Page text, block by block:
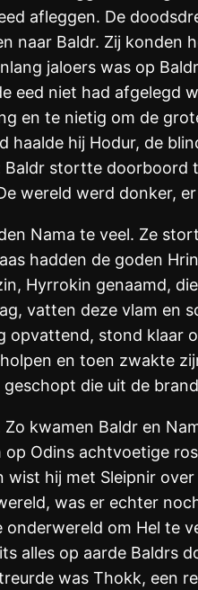
afleggen. De
naar Baldr. Zij konden
jaloers was op
eed niet had afgelegd
en te nietig om de
haalde hij Hodur, de
stortte
wereld werd donker,
Nama te veel. Ze
hadden de goden
Hyrrokin genaamd,
vatten deze vlam en
stond klaar
en toen zwakte
die uit de
kwamen Baldr en
Odins achtvoetige
wist hij met Sleipnir
was er echter
om Hel te
alles op aarde Baldrs
was Thokk, een